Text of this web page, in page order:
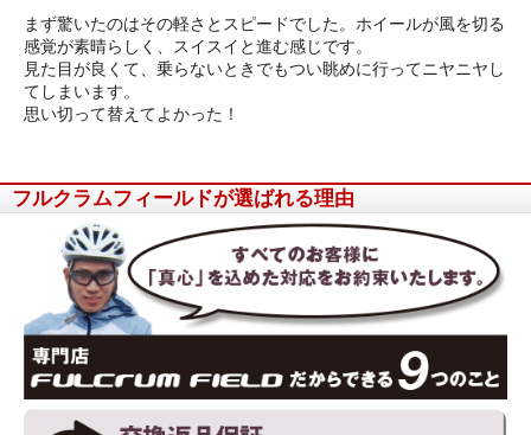
まず驚いたのはその軽さとスピードでした。ホイールが風を切る
感覚が素晴らしく、スイスイと進む感じです。
見た目が良くて、乗らないときでもつい眺めに行ってニヤニヤし
てしまいます。
思い切って替えてよかった！
フルクラムフィールドが選ばれる理由